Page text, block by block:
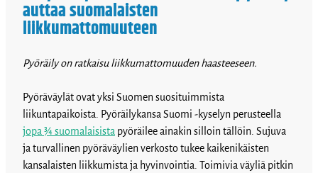
auttaa suomalaisten
liikkumattomuuteen
Pyöräily on ratkaisu liikkumattomuuden haasteeseen.
Pyöräväylät ovat yksi Suomen suosituimmista
liikuntapaikoista. Pyöräilykansa Suomi -kyselyn perusteella
jopa ¾ suomalaisista pyöräilee ainakin silloin tällöin. Sujuva
ja turvallinen pyöräväylien verkosto tukee kaikenikäisten
kansalaisten liikkumista ja hyvinvointia. Toimivia väyliä pitkin